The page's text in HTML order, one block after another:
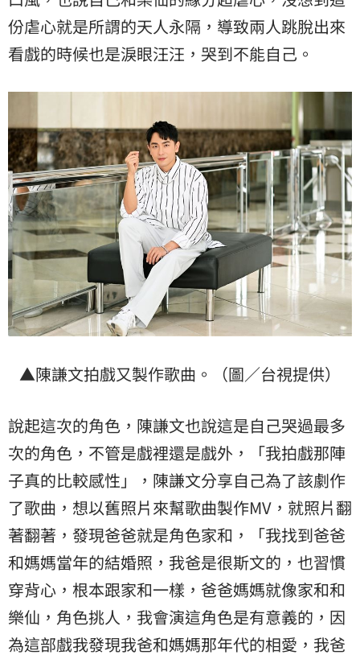
份虐心就是所謂的天人永隔，導致兩人跳脫出來
看戲的時候也是淚眼汪汪，哭到不能自己。
▲陳謙文拍戲又製作歌曲。（圖／台視提供）
說起這次的角色，陳謙文也說這是自己哭過最多
次的角色，不管是戲裡還是戲外，「我拍戲那陣
子真的比較感性」，陳謙文分享自己為了該劇作
了歌曲，想以舊照片來幫歌曲製作MV，就照片翻
著翻著，發現爸爸就是角色家和，「我找到爸爸
和媽媽當年的結婚照，我爸是很斯文的，也習慣
穿背心，根本跟家和一樣，爸爸媽媽就像家和和
樂仙，角色挑人，我會演這角色是有意義的，因
為這部戲我發現我爸和媽媽那年代的相愛，我爸